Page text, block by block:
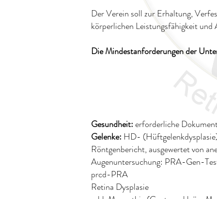
Der Verein soll zur Erhaltung,
körperlichen Leistungsfähigkeit und
Die Mindestanforderungen der
Gesundheit:erforderliche
Gelenke: HD-
Röntgenbericht, ausgewertet von
Augenuntersuchung: PRA-Gen-
prcd-PRA
Retina Dysplasie